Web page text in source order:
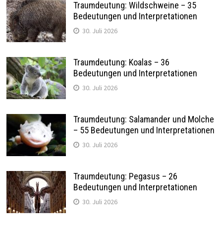
Traumdeutung: Wildschweine – 35
Bedeutungen und Interpretationen
30. Juli 2026
Traumdeutung: Koalas – 36
Bedeutungen und Interpretationen
30. Juli 2026
Traumdeutung: Salamander und Molche
– 55 Bedeutungen und Interpretationen
30. Juli 2026
Traumdeutung: Pegasus – 26
Bedeutungen und Interpretationen
30. Juli 2026